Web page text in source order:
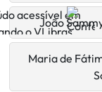
João
Maria de